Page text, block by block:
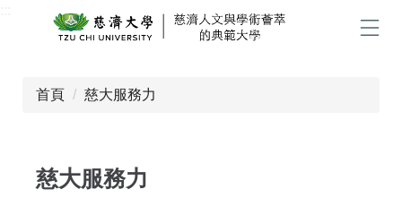
首頁 慈大服務力
慈大服務力